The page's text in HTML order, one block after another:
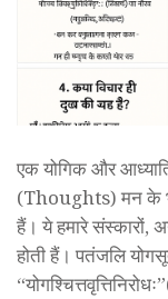
एक योगिक और
(Thoughts) मन के
हैं। ये हमारे संस्कारों,
होती हैं। पतंजलि